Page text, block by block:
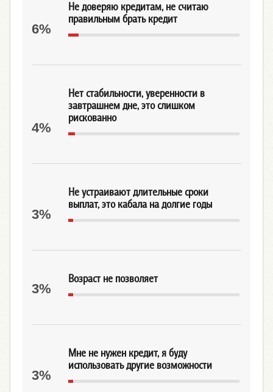
Не доверяю кредитам, не считаю
правильным брать кредит
6%
Нет стабильности, уверенности в
завтрашнем дне, это слишком
рискованно
4%
Не устраивают длительные сроки
выплат, это кабала на долгие годы
3%
Возраст не позволяет
3%
Мне не нужен кредит, я буду
использовать другие возможности
3%